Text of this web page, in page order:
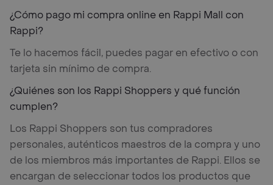
¿Cómo pago mi compra online en Rappi Mall con
Rappi?
Te lo hacemos fácil, puedes pagar en efectivo o con
tarjeta sin mínimo de compra.
¿Quiénes son los Rappi Shoppers y qué función
cumplen?
Los Rappi Shoppers son tus compradores
personales, auténticos maestros de la compra y uno
de los miembros más importantes de Rappi. Ellos se
encargan de seleccionar todos los productos que